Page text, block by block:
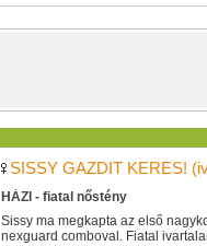
SISSY GAZDIT KERES!
HÁZI - fiatal nőstény
Sissy ma megkapta az első
nexguard comboval. Fiatal